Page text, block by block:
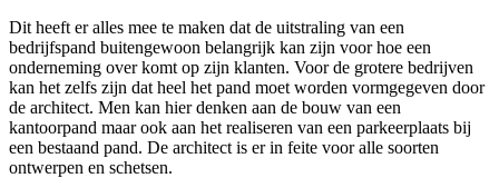
Dit heeft er alles mee te maken dat de uitstraling van een
bedrijfspand buitengewoon belangrijk kan zijn voor hoe een
onderneming over komt op zijn klanten. Voor de grotere bedrijven
kan het zelfs zijn dat heel het pand moet worden vormgegeven door
de architect. Men kan hier denken aan de bouw van een
kantoorpand maar ook aan het realiseren van een parkeerplaats bij
een bestaand pand. De architect is er in feite voor alle soorten
ontwerpen en schetsen.